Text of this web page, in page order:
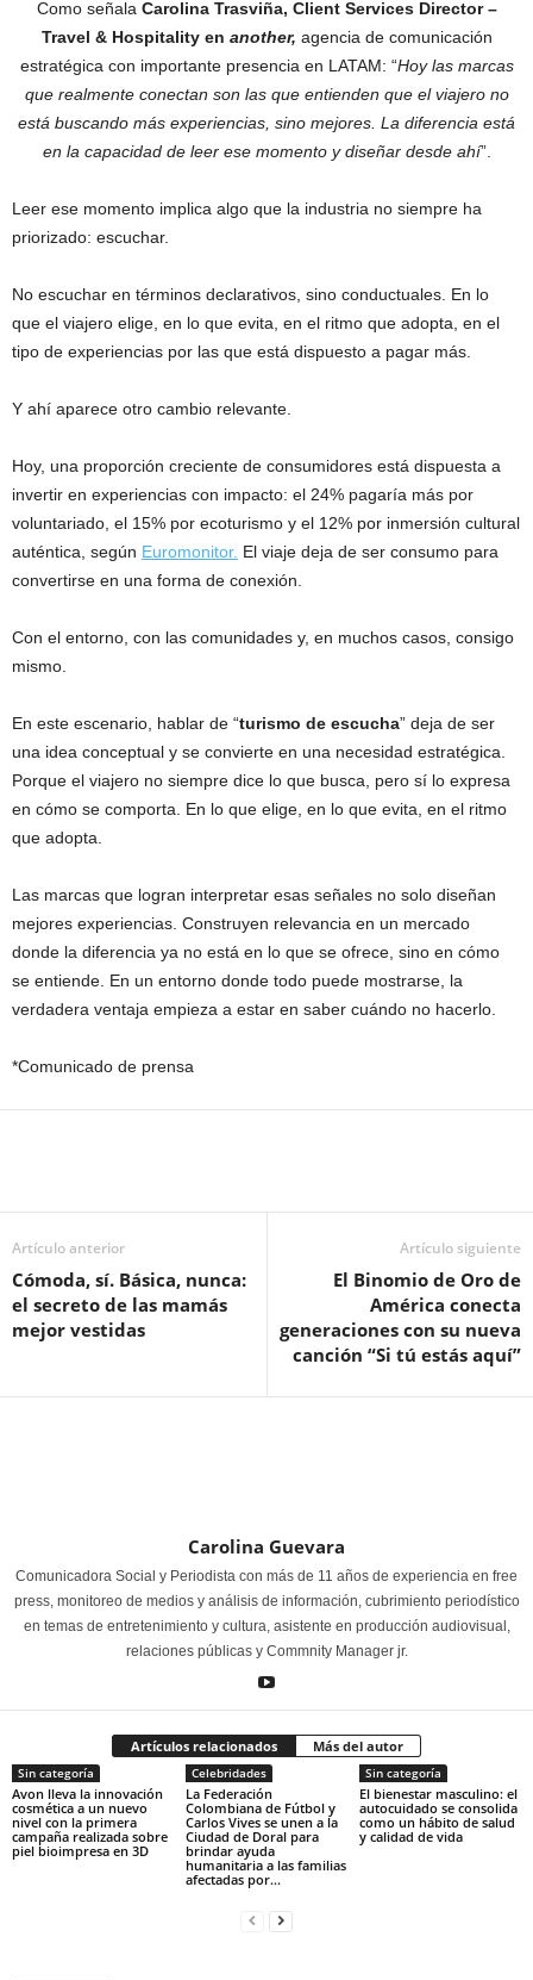
Como señala Carolina Trasviña, Client Services Director –
Travel & Hospitality en another, agencia de comunicación
estratégica con importante presencia en LATAM: “Hoy las marcas
que realmente conectan son las que entienden que el viajero no
está buscando más experiencias, sino mejores. La diferencia está
en la capacidad de leer ese momento y diseñar desde ahí”.
Leer ese momento implica algo que la industria no siempre ha
priorizado: escuchar.
No escuchar en términos declarativos, sino conductuales. En lo
que el viajero elige, en lo que evita, en el ritmo que adopta, en el
tipo de experiencias por las que está dispuesto a pagar más.
Y ahí aparece otro cambio relevante.
Hoy, una proporción creciente de consumidores está dispuesta a
invertir en experiencias con impacto: el 24% pagaría más por
voluntariado, el 15% por ecoturismo y el 12% por inmersión cultural
auténtica, según Euromonitor. El viaje deja de ser consumo para
convertirse en una forma de conexión.
Con el entorno, con las comunidades y, en muchos casos, consigo
mismo.
En este escenario, hablar de “turismo de escucha” deja de ser
una idea conceptual y se convierte en una necesidad estratégica.
Porque el viajero no siempre dice lo que busca, pero sí lo expresa
en cómo se comporta. En lo que elige, en lo que evita, en el ritmo
que adopta.
Las marcas que logran interpretar esas señales no solo diseñan
mejores experiencias. Construyen relevancia en un mercado
donde la diferencia ya no está en lo que se ofrece, sino en cómo
se entiende. En un entorno donde todo puede mostrarse, la
verdadera ventaja empieza a estar en saber cuándo no hacerlo.
*Comunicado de prensa
Artículo anterior
Cómoda, sí. Básica, nunca:
el secreto de las mamás
mejor vestidas
Artículo siguiente
El Binomio de Oro de
América conecta
generaciones con su nueva
canción “Si tú estás aquí”
Carolina Guevara
Comunicadora Social y Periodista con más de 11 años de experiencia en free
press, monitoreo de medios y análisis de información, cubrimiento periodístico
en temas de entretenimiento y cultura, asistente en producción audiovisual,
relaciones públicas y Commnity Manager jr.
Artículos relacionados Más del autor
Sin categoría
Avon lleva la innovación
cosmética a un nuevo
nivel con la primera
campaña realizada sobre
piel bioimpresa en 3D
Celebridades
La Federación
Colombiana de Fútbol y
Carlos Vives se unen a la
Ciudad de Doral para
brindar ayuda
humanitaria a las familias
afectadas por...
Sin categoría
El bienestar masculino: el
autocuidado se consolida
como un hábito de salud
y calidad de vida